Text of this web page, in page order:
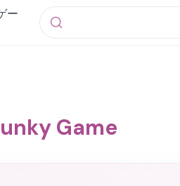
ー
Game